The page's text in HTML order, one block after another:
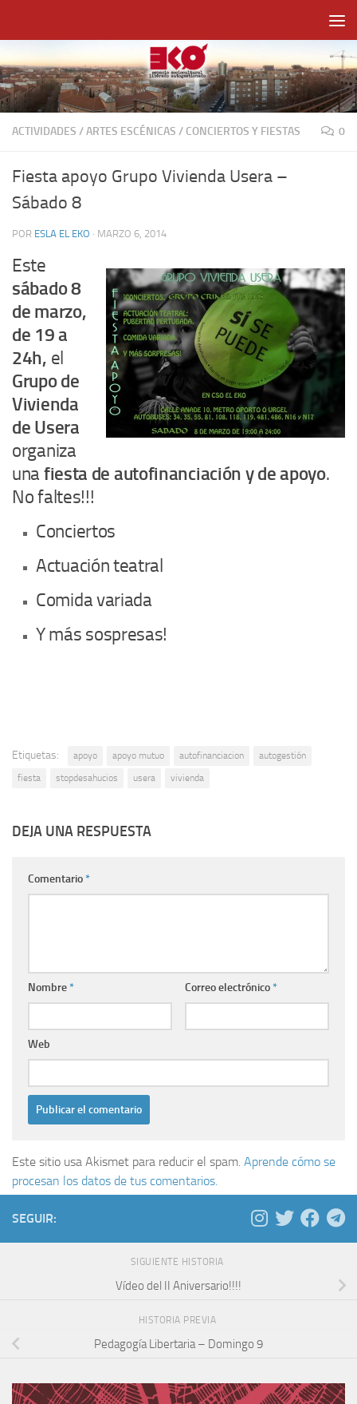
ACTIVIDADES /ARTES ESCÉNICAS / CONCIERTOS Y FIESTAS 0
Fiesta apoyo Grupo Vivienda Usera –
Sábado 8
POR ESLA EL EKO · MARZO 6, 2014
Este
sábado 8
de marzo,
de 19 a
24h, el
Grupo de
Vivienda
de Usera
organiza
una fiesta de autofinanciación y de apoyo.
No faltes!!!
Conciertos
Actuación teatral
Comida variada
Y más sospresas!
Etiquetas: apoyo apoyo mutuo autofinanciacion
autogestión
fiesta
stopdesahucios usera vivienda
DEJA UNA RESPUESTA
Comentario*
Nombre* Correo electrónico*
Web
Este sitio usa Akismet para reducir el spam. Aprende cómo se
procesan los datos de tus comentarios.
SEGUIR:
SIGUIENTE HISTORIA
Vídeo del II Aniversario!!!!
HISTORIA PREVIA
Pedagogía Libertaria – Domingo 9